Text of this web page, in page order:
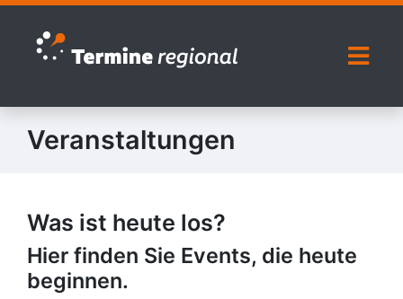
Zur Navigation springen
Zum Inhalt springen
Veranstaltungen
Was ist heute los?
Hier finden Sie Events, die heute
beginnen.